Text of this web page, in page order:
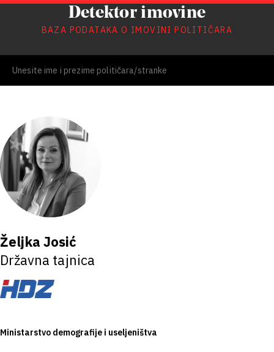
Detektor imovine
BAZA PODATAKA O IMOVINI POLITIČARA
Željka Josić
Državna tajnica
Ministarstvo demografije i useljeništva